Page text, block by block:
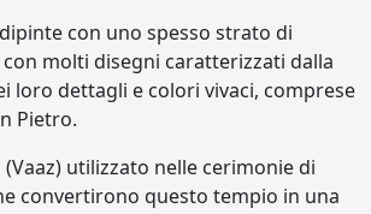
con uno spesso strato di
molti disegni caratterizzati dalla
loro dettagli e colori vivaci, comprese
Pietro.
(Vaaz) utilizzato nelle cerimonie di
convertirono questo tempio in una